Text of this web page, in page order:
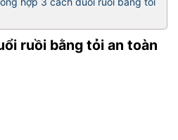
ruồi bằng tỏi an toàn